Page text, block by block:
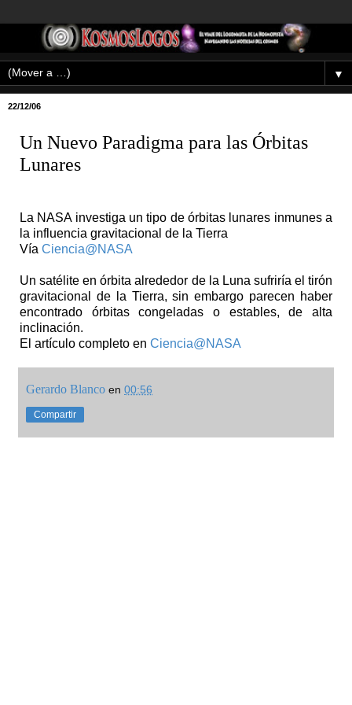
▼
22/12/06
Un Nuevo Paradigma para las Órbitas
Lunares
La NASA investiga un tipo de órbitas lunares inmunes a
la influencia gravitacional de la Tierra
Vía Ciencia@NASA
Un satélite en órbita alrededor de la Luna sufriría el tirón
gravitacional de la Tierra, sin embargo parecen haber
encontrado órbitas congeladas o estables, de alta
inclinación.
El artículo completo en Ciencia@NASA
Gerardo Blanco en 00:56
Compartir